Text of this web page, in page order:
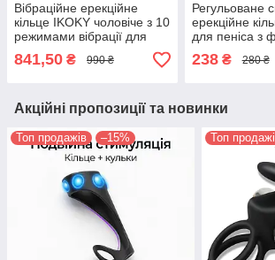
Вібраційне ерекційне
кільце IKOKY чоловіче з 10
режимами вібрації для
посилення відчуттів
841,50 ₴ 990 ₴
Регульоване
ерекційне
для пеніса з
посиленням
червоно-чорне
238₴ 280 ₴
Акційні пропозиції та новинки
Топ продажів –15% Топ